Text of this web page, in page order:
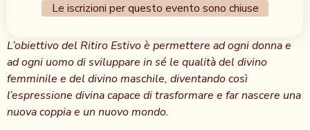
L’obiettivo del Ritiro Estivo è permettere ad ogni donna e
ad ogni uomo di sviluppare in sé le qualità del divino
femminile e del divino maschile, diventando così
l’espressione divina capace di trasformare e far nascere una
nuova coppia e un nuovo mondo.
Le iscrizioni per questo evento sono chiuse